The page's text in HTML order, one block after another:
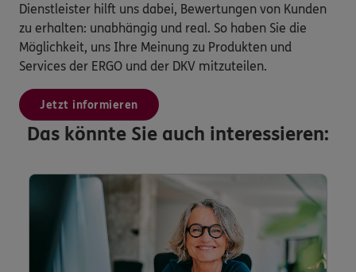
Dienstleister hilft uns dabei, Bewertungen von Kunden
zu erhalten: unabhängig und real. So haben Sie die
Möglichkeit, uns Ihre Meinung zu Produkten und
Services der ERGO und der DKV mitzuteilen.
Jetzt informieren
Das könnte Sie auch interessieren: